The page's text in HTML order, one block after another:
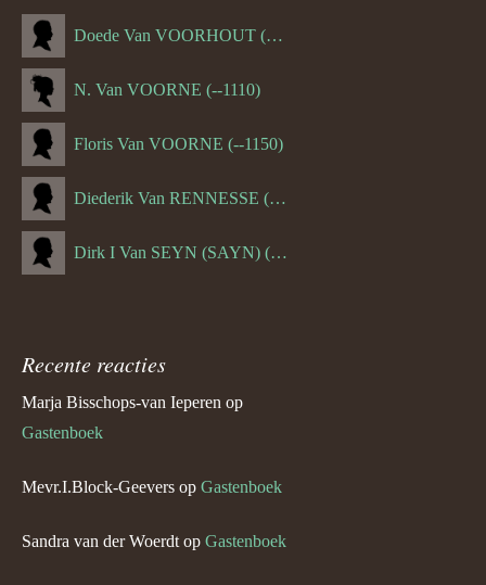
Doede Van VOORHOUT (Van FORNEHOLT) (--1101)
N. Van VOORNE (--1110)
Floris Van VOORNE (--1150)
Diederik Van RENNESSE (--1144)
Dirk I Van SEYN (SAYN) (--1120)
Recente reacties
Marja Bisschops-van Ieperen op
Gastenboek
Mevr.I.Block-Geevers op Gastenboek
Sandra van der Woerdt op Gastenboek